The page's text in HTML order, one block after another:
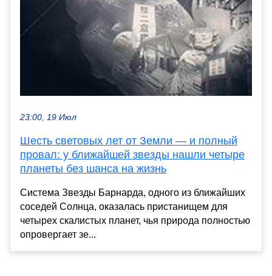
23:00, 19 Июл
Шесть световых лет от Земли — и полный
провал: у ближайшей звезды нашли четыре
планеты без шанса на жизнь
Система Звезды Барнарда, одного из ближайших
соседей Солнца, оказалась пристанищем для
четырех скалистых планет, чья природа полностью
опровергает зе...